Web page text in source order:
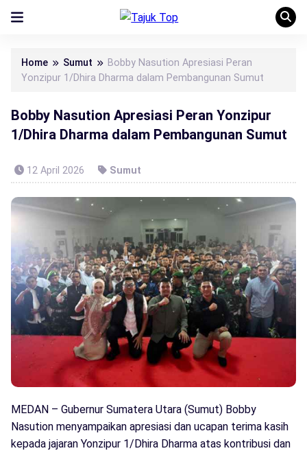
Home Sumut
Bobby Nasution Apresiasi Peran
Yonzipur 1/Dhira Dharma dalam Pembangunan Sumut
Bobby Nasution Apresiasi Peran Yonzipur
1/Dhira Dharma dalam Pembangunan Sumut
12 April 2026 Sumut
MEDAN – Gubernur Sumatera Utara (Sumut) Bobby
Nasution menyampaikan apresiasi dan ucapan terima kasih
kepada jajaran Yonzipur 1/Dhira Dharma atas kontribusi dan